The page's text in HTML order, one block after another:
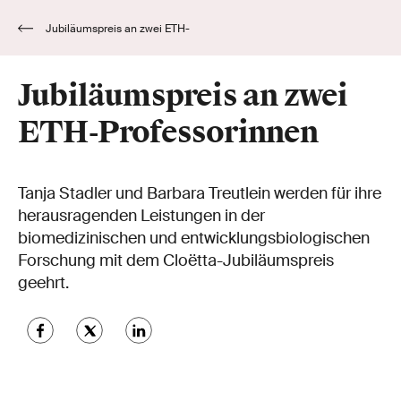
Jubiläumspreis an zwei
ETH-Professorinnen
Tanja Stadler und Barbara Treutlein werden für ihre
herausragenden Leistungen in der
biomedizinischen und entwicklungsbiologischen
Forschung mit dem Cloëtta-Jubiläumspreis
geehrt.